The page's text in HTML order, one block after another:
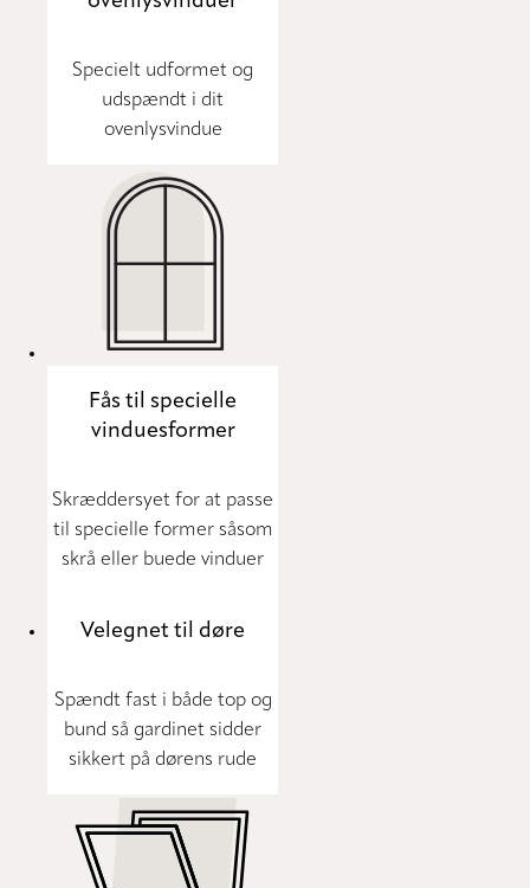
Specielt udformet og
udspændt i dit
ovenlysvindue
Fås til specielle
vinduesformer
Skræddersyet for at passe
til specielle former såsom
skrå eller buede vinduer
Velegnet til døre
Spændt fast i både top og
bund så gardinet sidder
sikkert på dørens rude